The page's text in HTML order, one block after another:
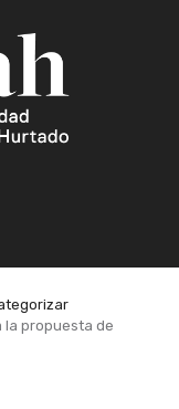
la propuesta de